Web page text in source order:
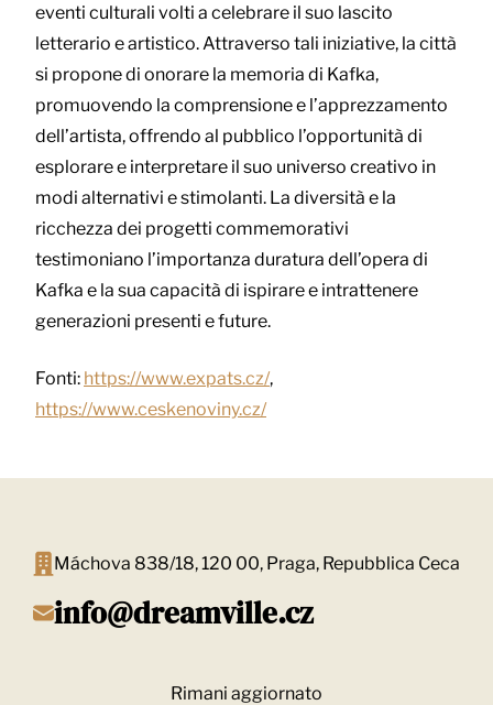
eventi culturali volti a celebrare il suo lascito
letterario e artistico. Attraverso tali iniziative, la città
si propone di onorare la memoria di Kafka,
promuovendo la comprensione e l’apprezzamento
dell’artista, offrendo al pubblico l’opportunità di
esplorare e interpretare il suo universo creativo in
modi alternativi e stimolanti. La diversità e la
ricchezza dei progetti commemorativi
testimoniano l’importanza duratura dell’opera di
Kafka e la sua capacità di ispirare e intrattenere
generazioni presenti e future.
Fonti: https://www.expats.cz/,
https://www.ceskenoviny.cz/
Máchova 838/18, 120 00, Praga, Repubblica Ceca
info@dreamville.cz
Rimani aggiornato